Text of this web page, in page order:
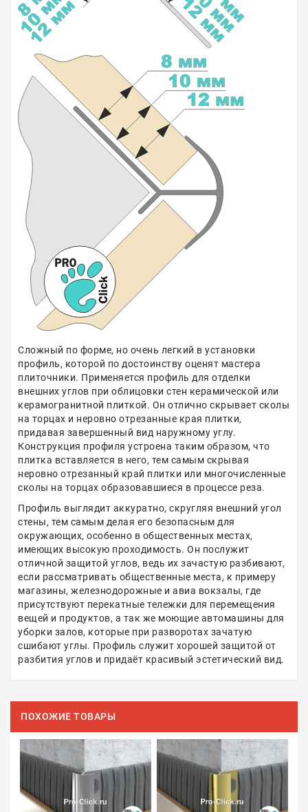
Сложный по форме, но очень легкий в установки
профиль, которой по достоинству оценят мастера
плиточники. Применяется профиль для отделки
внешних углов при облицовки стен керамической или
керамогранитной плиткой. Он отлично скрывает сколы
на торцах и неровно отрезанные края плитки,
придавая завершенный вид наружному углу.
Конструкция профиля устроена таким образом, что
плитка вставляется в него, тем самым скрывая
неровно отрезанный край плитки или многочисленные
сколы на торцах образовавшиеся в процессе реза.
Профиль выглядит аккуратно, скругляя внешний угол
стены, тем самым делая его безопасным для
окружающих, особенно в общественных местах,
имеющих высокую проходимость. Он послужит
отличной защитой углов, ведь их зачастую разбивают,
если рассматривать общественные места, к примеру
магазины, железнодорожные и авиа вокзалы, где
присутствуют перекатные тележки для перемещения
вещей и продуктов, а так же моющие автомашины для
уборки залов, которые при разворотах зачатую
сшибают углы. Профиль служит хорошей защитой от
разбития углов и придаёт красивый эстетический вид.
ПОХОЖИЕ ТОВАРЫ